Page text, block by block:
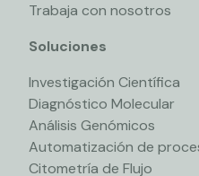
Trabaja con nosotros
Soluciones
Investigación Científica
Diagnóstico Molecular
Análisis Genómicos
Automatización de
Citometría de Flujo